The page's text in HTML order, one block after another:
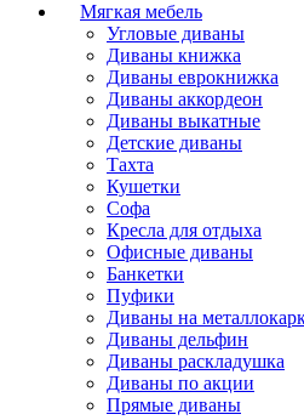
Мягкая мебель
Угловые диваны
Диваны книжка
Диваны еврокнижка
Диваны аккордеон
Диваны выкатные
Детские диваны
Тахта
Кушетки
Софа
Кресла для отдыха
Офисные диваны
Банкетки
Пуфики
Диваны на
Диваны дельфин
Диваны раскладушка
Диваны по акции
Прямые диваны